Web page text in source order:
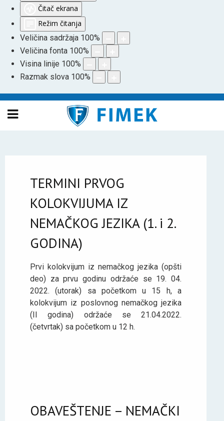
Čitač ekrana
Režim čitanja
Veličina sadržaja 100%
Veličina fonta 100%
Visina linije 100%
Razmak slova 100%
TERMINI PRVOG
KOLOKVIJUMA IZ
NEMAČKOG JEZIKA (1. i 2.
GODINA)
Prvi kolokvijum iz nemačkog jezika (opšti
deo) za prvu godinu održaće se 19. 04.
2022. (utorak) sa početkom u 15 h, a
kolokvijum iz poslovnog nemačkog jezika
(II godina) održaće se 21.04.2022.
(četvrtak) sa početkom u 12 h.
OBAVEŠTENJE – NEMAČKI